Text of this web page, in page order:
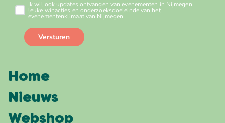
Home
Nieuws
Webshop